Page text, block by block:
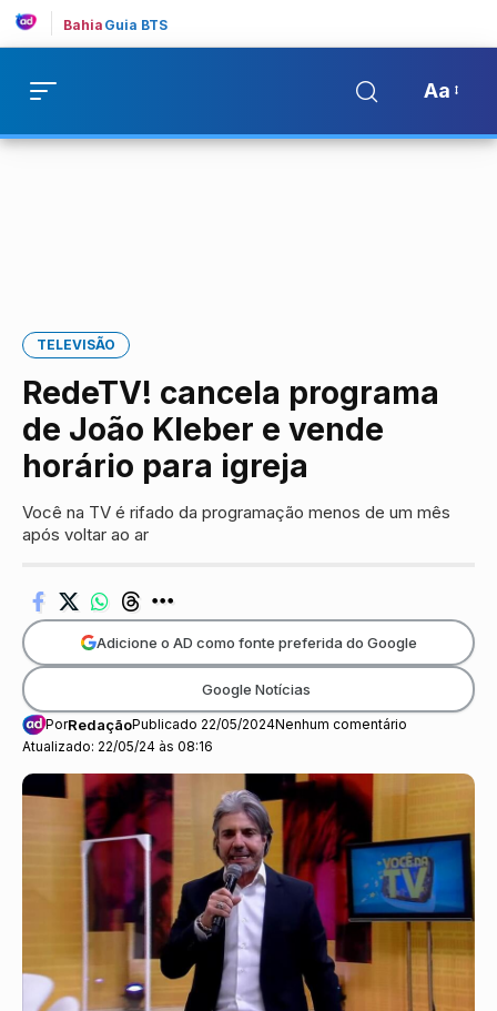
Bahia Guia BTS
Aa
TELEVISÃO
RedeTV! cancela programa
de João Kleber e vende
horário para igreja
Você na TV é rifado da programação menos de um mês
após voltar ao ar
Atualizado: 22/05/24 às 08:16
PorRedaçãoPublicado 22/05/2024Nenhum comentário
Adicione o AD como fonte preferida do Google
Google Notícias